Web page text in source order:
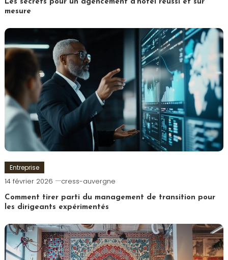
Les secrets pour un agencement d’hôtel réussi et sur
mesure
Entreprise
14 février 2026 cress-auvergne
Comment tirer parti du management de transition pour
les dirigeants expérimentés